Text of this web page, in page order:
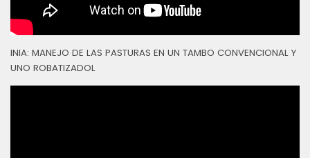
INIA: MANEJO DE LAS PASTURAS EN UN TAMBO CONVENCIONAL Y
UNO ROBATIZADOL